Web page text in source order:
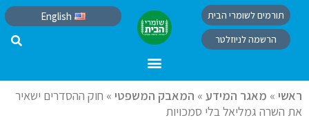
תורמים לשומרי הבית
הרשמה לניוזלטר
English
ראשי » מאגר המידע » המאבק המשפטי » חוק ההסדרים ישאיר
את השרה גמליאל בלי סמכויות